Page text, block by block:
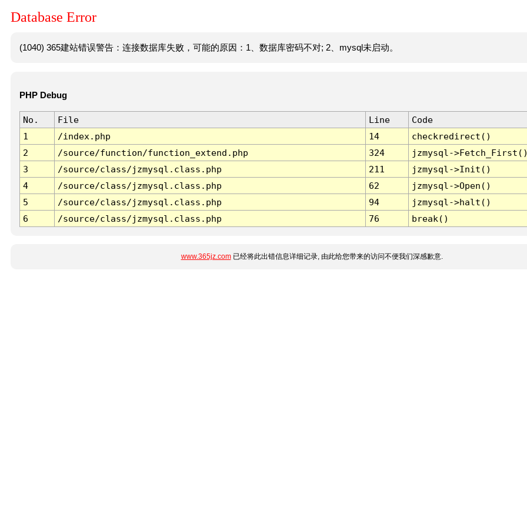
Database Error
(1040) 365建站错误警告：连接数据库失败，可能的原因：1、数据库密码不对; 2、mysql未启动。
PHP Debug
No. File Line
Code
1
/index.php 14
checkredirect()
2
/source/function/function_extend.php 324
jzmysql-
3
/source/class/jzmysql.class.php 211
jzmysql->Init()
4
/source/class/jzmysql.class.php 62
jzmysql->Open()
5
/source/class/jzmysql.class.php 94
jzmysql->halt()
6
/source/class/jzmysql.class.php 76 break()
www.365jz.com已经将此出错信息详细记录, 由此给您带来的访问不便我们深感歉意.